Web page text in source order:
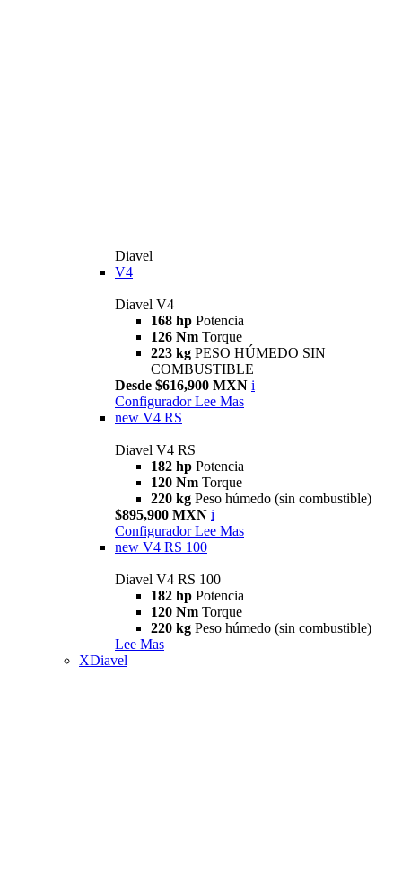
Diavel
V4
Diavel V4
168 hp Potencia
126 Nm Torque
223 kg PESO HÚMEDO SIN
COMBUSTIBLE
Desde $616,900 MXN i
Configurador Lee Mas
new V4 RS
Diavel V4 RS
182 hp Potencia
120 Nm Torque
220 kg Peso húmedo (sin combustible)
$895,900 MXN i
Configurador Lee Mas
new V4 RS 100
Diavel V4 RS 100
182 hp Potencia
120 Nm Torque
220 kg Peso húmedo (sin combustible)
Lee Mas
XDiavel